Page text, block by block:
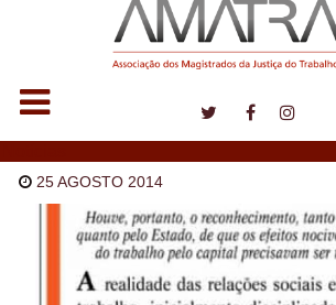
25 AGOSTO 2014